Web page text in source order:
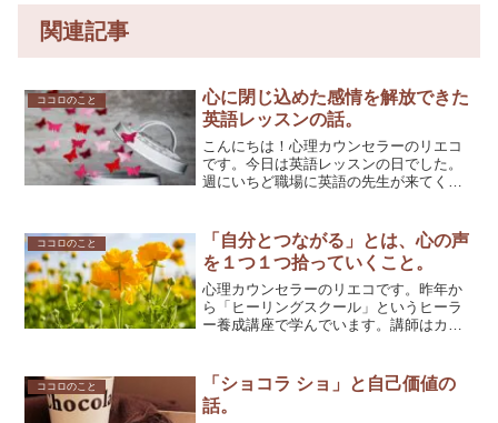
関連記事
ココロのこと
心に閉じ込めた感情を解放できた
英語レッスンの話。
こんにちは！心理カウンセラーのリエコ
です。今日は英語レッスンの日でした。
週にいちど職場に英語の先生が来てくれ
っかくマンツーマンだし、テキストでは
なくフリートークにしまし...
ココロのこと
「自分とつながる」とは、心の声
を１つ１つ拾っていくこと。
心理カウンセラーのリエコです。昨年か
ら「ヒーリングスクール」というヒーラ
ー養成講座で学んでいます。講師はカウ
タチのないもの”を学ぶことは、なにかと
思考で理解したい私に...
ココロのこと
「ショコラ ショ」と自己価値の
話。